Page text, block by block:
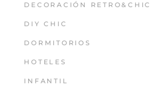
DECORACIÓN RETRO&CHIC
DIY CHIC
DORMITORIOS
HOTELES
INFANTIL